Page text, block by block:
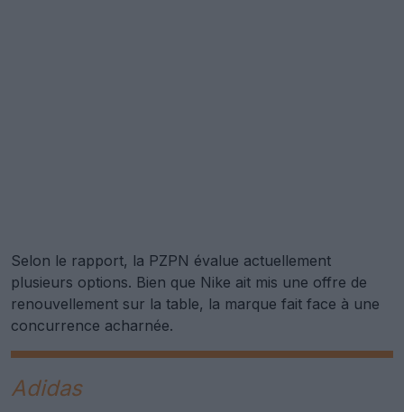
Selon le rapport, la PZPN évalue actuellement
plusieurs options. Bien que Nike ait mis une offre de
renouvellement sur la table, la marque fait face à une
concurrence acharnée.
Adidas